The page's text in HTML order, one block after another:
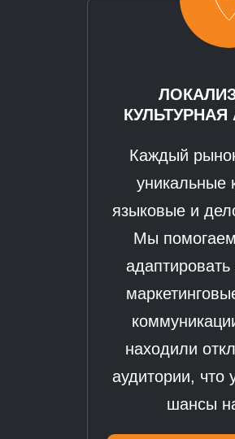
Каждый
уникальные
языковые и
Мы
находили
аудитории, что
шансы